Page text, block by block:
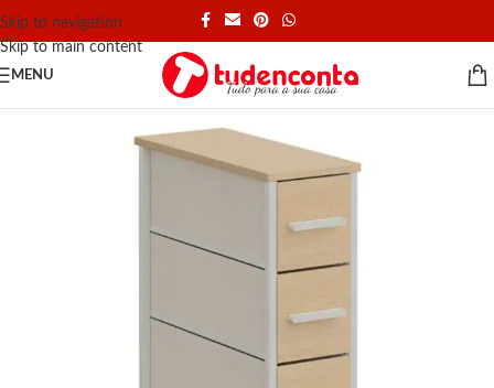
Skip to navigation
Skip to main content
MENU